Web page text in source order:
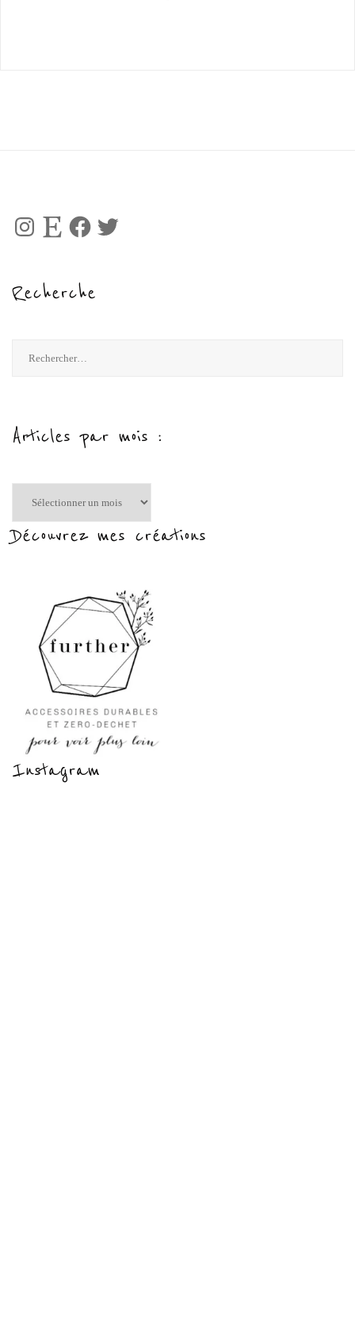
Instagram
Etsy FacebookTwitter
Recherche
Articles par mois :
mois
:Découvrez mes créations
Instagram